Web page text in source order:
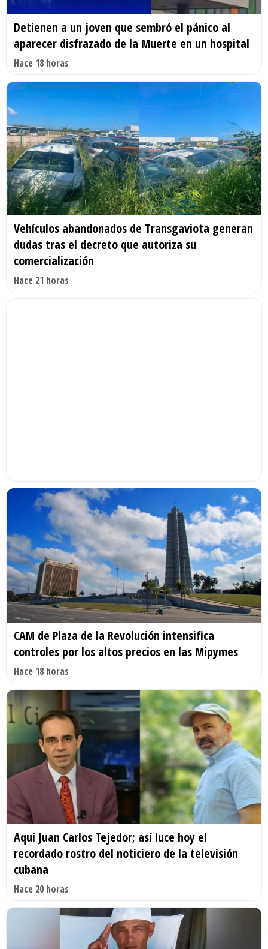
Detienen a un joven que sembró el pánico al
aparecer disfrazado de la Muerte en un hospital
Hace 18 horas
Vehículos abandonados de Transgaviota generan
dudas tras el decreto que autoriza su
comercialización
Hace 21 horas
CAM de Plaza de la Revolución intensifica
controles por los altos precios en las Mipymes
Hace 18 horas
Aquí Juan Carlos Tejedor; así luce hoy el
recordado rostro del noticiero de la televisión
cubana
Hace 20 horas